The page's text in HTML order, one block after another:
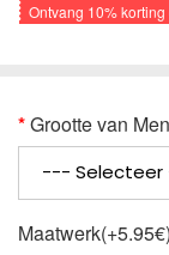
Ontvang 10%
Grootte van
Maatwerk(+5.95€)